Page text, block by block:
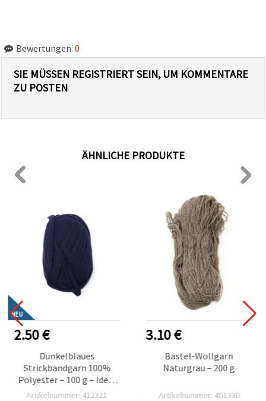
Bewertungen: 0
SIE MÜSSEN REGISTRIERT SEIN, UM KOMMENTARE
ZU POSTEN
ÄHNLICHE PRODUKTE
NEU
2.50 €
Dunkelblaues
Strickbandgarn 100%
Polyester – 100 g – Ideal
zum Häkeln, Stricken &
Artikelnummer: 412321
3.10 €
Bastel-Wollgarn
Naturgrau – 200 g
Artikelnummer: 401330